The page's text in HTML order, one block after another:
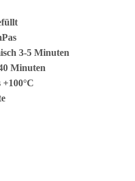
3-5 Minuten
Minuten
+100°C